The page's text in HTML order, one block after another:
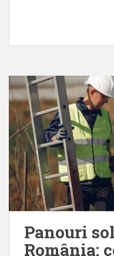
Panouri
România: